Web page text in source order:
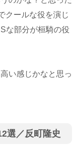
クールな役を演じ
な部分が桓騎の役
い感じかなと思っ
選／反町隆史